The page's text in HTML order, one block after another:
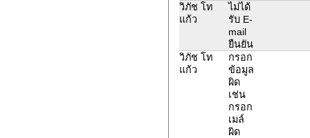
วิภัช โท
แก้ว
ไม่ได้
รับ E-
mail
ยืนยัน
วิภัช โท
แก้ว
กรอก
ข้อมูล
ผิด
เช่น
กรอก
เมล์
ผิด